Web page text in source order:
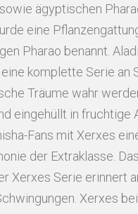
ägyptischen
eine
Pharao benannt.
komplette Serie an
Träume wahr
eingehüllt in fruchtige
Fans mit Xerxes
der Extraklasse. Das
Xerxes Serie erinnert
Xerxes